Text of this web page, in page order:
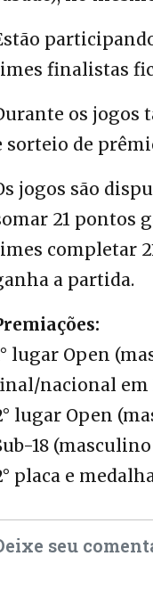
finalistas
os jogos
sorteio de
jogos são
21 pontos
completar
a partida.
lugar Open
nacional em
lugar Open
18
placa e
seu